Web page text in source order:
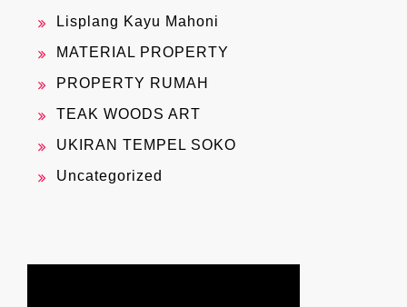
Lisplang Kayu Mahoni
MATERIAL PROPERTY
PROPERTY RUMAH
TEAK WOODS ART
UKIRAN TEMPEL SOKO
Uncategorized